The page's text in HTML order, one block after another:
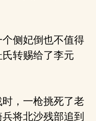
侧妃倒也不值得
转赐给了李元
，一枪挑死了老
将北沙残部追到